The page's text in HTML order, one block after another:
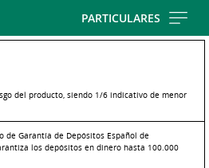
PARTICULARES
del producto, siendo 1/6 indicativo de menor
de Garantía de Depósitos Español de
los depósitos en dinero hasta 100.000